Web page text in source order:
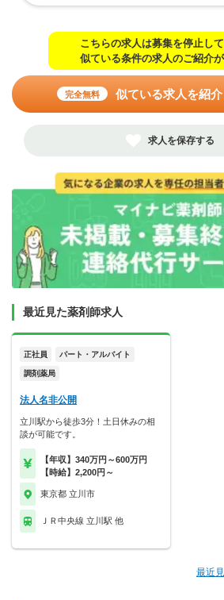
こちらの求人は募集を停止して
似ている条件の求人のご紹介が
完全無料 似ている求人を紹
求人を保存する
最近見た薬剤師求人
正社員 パート・アルバイト
調剤薬局
法人名非公開
立川駅から徒歩3分！土日休みの相
談が可能です。
【年収】340万円～600万円
【時給】2,200円～
東京都 立川市
ＪＲ中央線 立川駅 他
最近